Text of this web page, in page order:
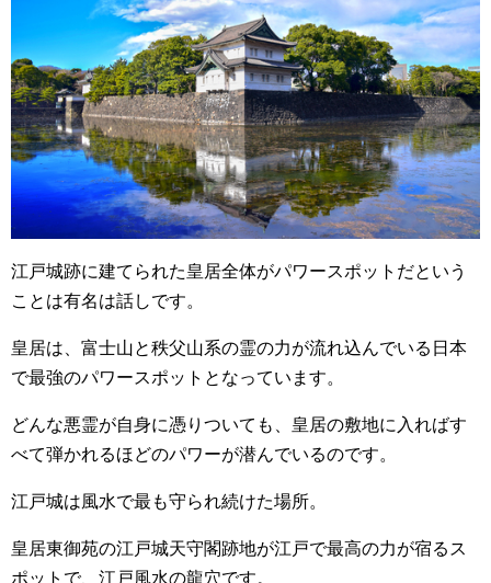
江戸城跡に建てられた皇居全体がパワースポットだという
ことは有名は話しです。
皇居は、富士山と秩父山系の霊の力が流れ込んでいる日本
で最強のパワースポットとなっています。
どんな悪霊が自身に憑りついても、皇居の敷地に入ればす
べて弾かれるほどのパワーが潜んでいるのです。
江戸城は風水で最も守られ続けた場所。
皇居東御苑の江戸城天守閣跡地が江戸で最高の力が宿るス
ポットで、江戸風水の龍穴です。